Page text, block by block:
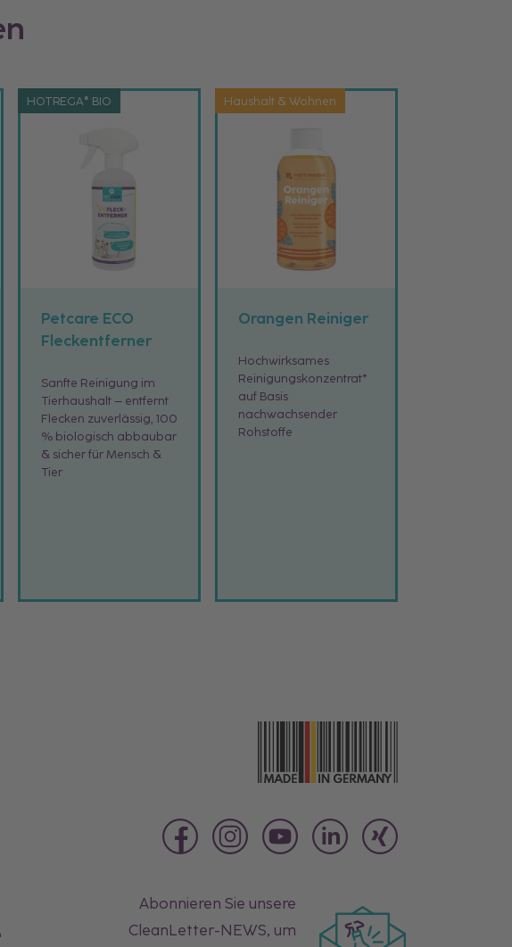
HOTREGA® BIO
Petcare ECO
Fleckentferner
Sanfte Reinigung im
Tierhaushalt – entfernt
Flecken zuverlässig, 100
% biologisch abbaubar
& sicher für Mensch &
Tier
Haushalt & Wohnen
Orangen Reiniger
Hochwirksames
Reinigungskonzentrat*
auf Basis
nachwachsender
Rohstoffe
Abonnieren Sie unsere
CleanLetter-NEWS, um